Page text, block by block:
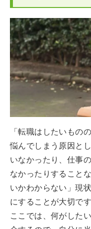
「転職はしたいもの
悩んでしまう原因と
いなかったり、仕事
なかったりすること
いかわからない」現
にすることが大切です
ここでは、何がした